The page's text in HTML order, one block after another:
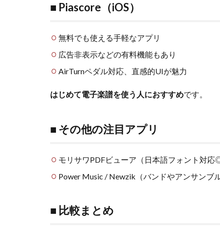
■ Piascore（iOS）
無料でも使える手軽なアプリ
広告非表示などの有料機能もあり
AirTurnペダル対応、直感的UIが魅力
はじめて電子楽譜を使う人におすすめです。
■ その他の注目アプリ
モリサワPDFビューア（日本語フォント対応◎
Power Music / Newzik（バンドやアンサンブル
■ 比較まとめ